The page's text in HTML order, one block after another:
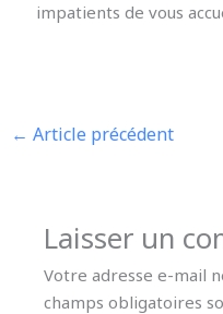
impatients de vous
← Article précédent
Laisser un
Votre adresse e-mail
champs obligatoires